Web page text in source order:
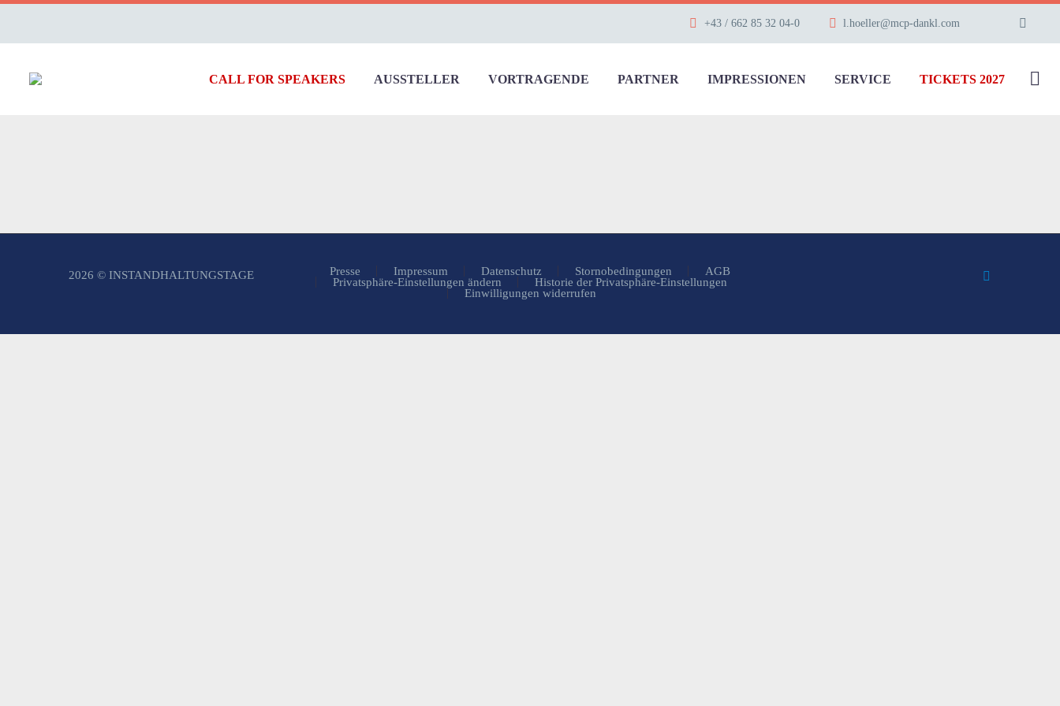
+43 / 662 85 32 04-0 l.hoeller@mcp-dankl.com
CALL FOR SPEAKERS AUSSTELLER VORTRAGENDE PARTNER IMPRESSIONEN SERVICE TICKETS 2027
Presse Impressum Datenschutz Stornobedingungen
AGB
Privatsphäre-Einstellungen ändern
Historie der Privatsphäre-Einstellungen
Einwilligungen widerrufen
2026 © INSTANDHALTUNGSTAGE